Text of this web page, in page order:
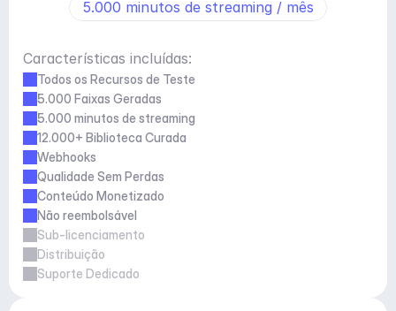
5.000 minutos de streaming / mês
Características incluídas:
Todos os Recursos de Teste
5.000 Faixas Geradas
5.000 minutos de streaming
12.000+ Biblioteca Curada
Webhooks
Qualidade Sem Perdas
Conteúdo Monetizado
Não reembolsável
Sub-licenciamento
Distribuição
Suporte Dedicado